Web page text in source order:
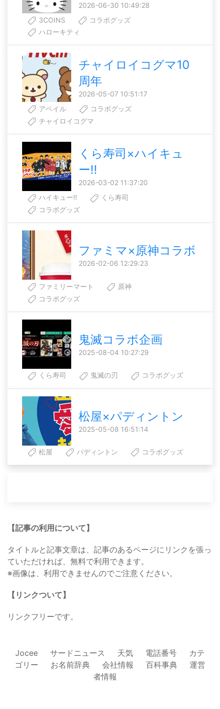
2026-06-30 10:49:28
3COINS
コラボグッズ
ハローキティ
チャイロイコグマ10
周年
2026-05-07 10:51:17
アベイル
コラボグッズ
チャイロイコグマ
くら寿司×ハイキュ
ー!!
2026-03-02 11:37:20
ハイキュー!!
くら寿司
コラボグッズ
ファミマ×原神コラボ
2026-02-06 12:29:23
ファミリーマート
原神
コラボグッズ
鬼滅コラボ企画
2025-08-04 10:27:29
くら寿司 鬼滅の刃 コラボグッズ
松屋×パディントン
2025-05-08 16:51:14
松屋 パディントン コラボグッズ
【記事の利用について】
タイトルと記事文章は、記事のあるページにリンクを張っ
ていただければ、無料で利用できます。
※画像は、利用できませんのでご注意ください。
【リンクついて】
リンクフリーです。
Jocee サードニュース 天気 電話番号
カテ
ゴリー
お名前辞典 会社情報 百科事典
運営
者情報